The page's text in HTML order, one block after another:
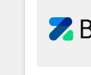
portal? We are
部・グループ会
ータと業務プロ